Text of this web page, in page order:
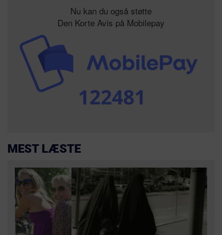
Nu kan du også støtte
Den Korte Avis på Mobilepay
MEST LÆSTE